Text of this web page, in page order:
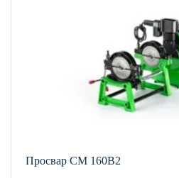
Просвар СМ 160В2